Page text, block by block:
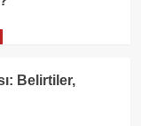
Belirtiler,